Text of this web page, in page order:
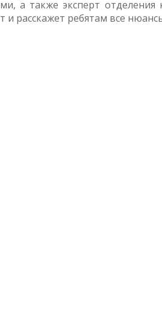
а также эксперт отделения
и расскажет ребятам все